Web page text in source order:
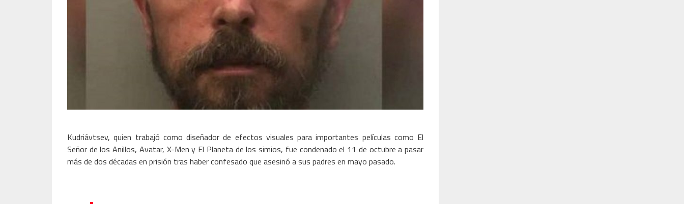
Kudriávtsev, quien trabajó como diseñador de efectos visuales para importantes películas como El
Señor de los Anillos, Avatar, X-Men y El Planeta de los simios, fue condenado el 11 de octubre a pasar
más de dos décadas en prisión tras haber confesado que asesinó a sus padres en mayo pasado.